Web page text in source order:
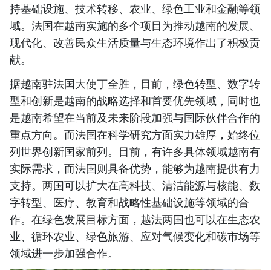
持基础设施、技术转移、农业、绿色工业和金融等领
域。法国在越南实施的多个项目为推动越南的发展、
现代化、改善民众生活质量与生态环境作出了积极贡
献。
据越南驻法国大使丁全胜，目前，绿色转型、数字转
型和创新是越南的战略选择和首要优先领域，同时也
是越南希望在当前及未来阶段加强与国际伙伴合作的
重点方向。而法国在科学研究方面实力雄厚，始终位
列世界创新国家前列。目前，有许多具体领域越南有
实际需求，而法国则具备优势，能够为越南提供有力
支持。两国可以扩大在高科技、清洁能源与核能、数
字转型、医疗、教育和战略性基础设施等领域的合
作。在绿色发展目标方面，越法两国也可以在生态农
业、循环农业、绿色旅游、应对气候变化和碳市场等
领域进一步加强合作。